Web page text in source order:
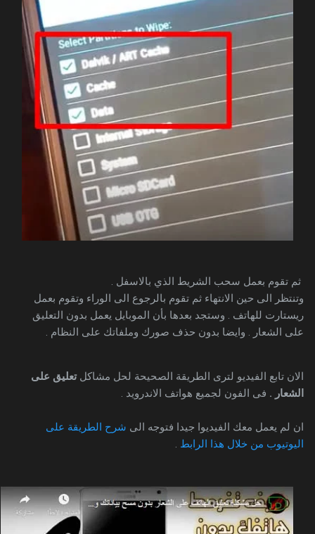
ثم تقوم بعمل سحب الشريط الذي بالاسفل .
وتنتظر الى حين الانتهاء ثم تقوم بالرجوع الى الوراء وتقوم بعمل
ريستارت للهاتف . وستجد بعدها بأن الموبايل يعمل بدون التعليق
على الشعار . وايضا بدون حذف صورك وملفاتك على النظام .
الان تابع الفيديو لترى الطريقة الصحيحة لحل مشاكلتعليق على
الشعار . فى الفون لجميع هواتف الاندرويد .
ان لم يعمل معك الفيديوا جيدا فتوجه الىشرح الطريقة على
اليوتيوب من خلال هذا الرابط.